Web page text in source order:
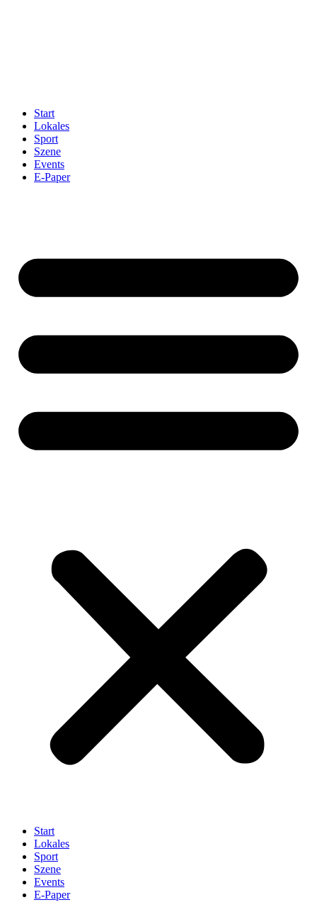
Start
Lokales
Sport
Szene
Events
E-Paper
Start
Lokales
Sport
Szene
Events
E-Paper